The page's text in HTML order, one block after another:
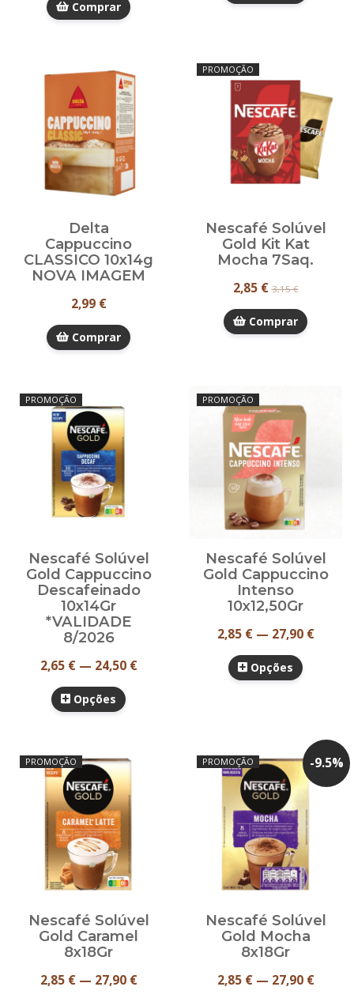
Comprar
Delta
Cappuccino
CLASSICO 10x14g
NOVA IMAGEM
2,99 €
Comprar
PROMOÇÃO
Nescafé Solúvel
Gold Kit Kat
Mocha 7Saq.
2,85 €3,15 €
Comprar
PROMOÇÃO
Nescafé Solúvel
Gold Cappuccino
Descafeinado
10x14Gr
*VALIDADE
8/2026
2,65 € — 24,50 €
Opções
PROMOÇÃO
Nescafé Solúvel
Gold Cappuccino
Intenso
10x12,50Gr
2,85 € — 27,90 €
Opções
PROMOÇÃO
Nescafé Solúvel
Gold Caramel
8x18Gr
2,85 € — 27,90 €
-9.5%
PROMOÇÃO
Nescafé Solúvel
Gold Mocha
8x18Gr
2,85 € — 27,90 €